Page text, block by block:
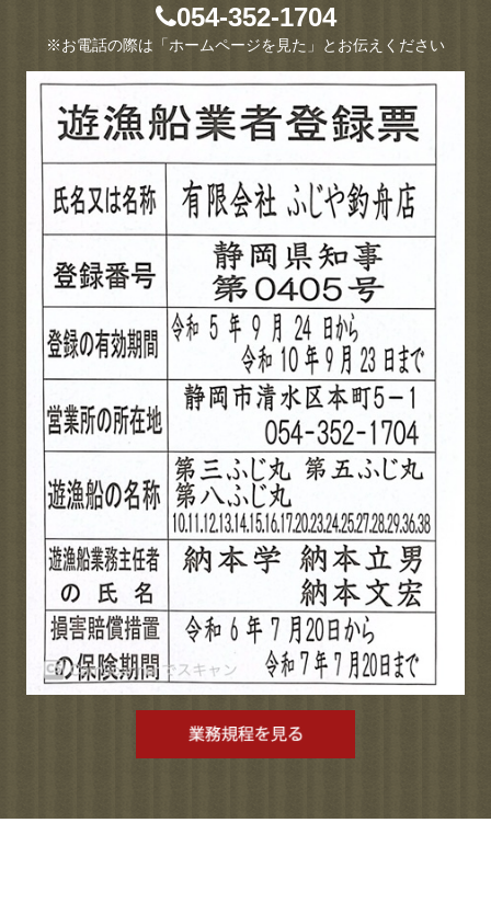
054-352-1704
※お電話の際は「ホームページを見た」とお伝えください